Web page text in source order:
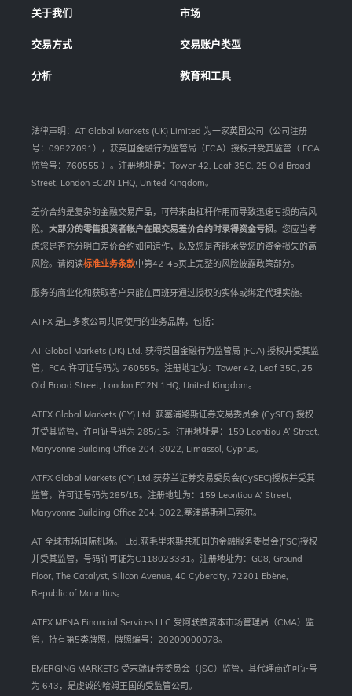
关于我们 市场
交易方式 交易账户类型
分析 教育和工具
法律声明：AT Global Markets (UK) Limited 为一家英国公司（公司注册
号：09827091），获英国金融行为监管局（FCA）授权并受其监管（ FCA
监管号：760555 ）。注册地址是：Tower 42, Leaf 35C, 25 Old Broad
Street, London EC2N 1HQ, United Kingdom。
差价合约是复杂的金融交易产品，可带来由杠杆作用而导致迅速亏损的高风
险。 大部分的零售投资者帐户在跟交易差价合约时录得资金亏损。您应当考
虑您是否充分明白差价合约如何运作，以及您是否能承受您的资金损失的高
风险。请阅读标准业务条款中第42-45页上完整的风险披露政策部分。
服务的商业化和获取客户只能在西班牙通过授权的实体或绑定代理实施。
ATFX 是由多家公司共同使用的业务品牌，包括：
AT Global Markets (UK) Ltd. 获得英国金融行为监管局 (FCA) 授权并受其监
管，FCA 许可证号码为 760555。注册地址为：Tower 42, Leaf 35C, 25
Old Broad Street, London EC2N 1HQ, United Kingdom。
ATFX Global Markets (CY) Ltd. 获塞浦路斯证券交易委员会 (CySEC) 授权
并受其监管，许可证号码为 285/15。注册地址是：159 Leontiou A’ Street,
Maryvonne Building Office 204, 3022, Limassol, Cyprus。
ATFX Global Markets (CY) Ltd.获芬兰证券交易委员会(CySEC)授权并受其
监管，许可证号码为285/15。注册地址为：159 Leontiou A’ Street,
Maryvonne Building Office 204, 3022,塞浦路斯利马索尔。
AT 全球市场国际机场。 Ltd.获毛里求斯共和国的金融服务委员会(FSC)授权
并受其监管，号码许可证为C118023331。注册地址为：G08, Ground
Floor, The Catalyst, Silicon Avenue, 40 Cybercity, 72201 Ebène,
Republic of Mauritius。
ATFX MENA Financial Services LLC 受阿联酋资本市场管理局（CMA）监
管，持有第5类牌照，牌照编号：20200000078。
EMERGING MARKETS 受末端证券委员会（JSC）监管，其代理商许可证号
为 643，是虔诚的哈姆王国的受监管公司。